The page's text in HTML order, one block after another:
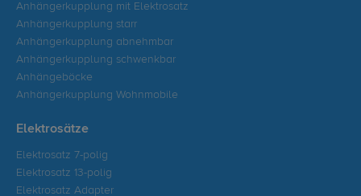
Anhängerkupplung mit Elektrosatz
Anhängerkupplung starr
Anhängerkupplung abnehmbar
Anhängerkupplung schwenkbar
Anhängeböcke
Anhängerkupplung Wohnmobile
Elektrosätze
Elektrosatz 7-polig
Elektrosatz 13-polig
Elektrosatz Adapter